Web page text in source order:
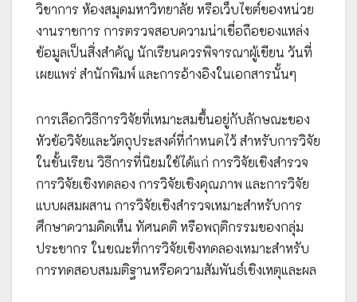
วิชาการ ห้องสมุดมหาวิทยาลัย หรือเว็บไซต์ของหน่วย
งานราชการ การตรวจสอบความน่าเชื่อถือของแหล่ง
ข้อมูลเป็นสิ่งสำคัญ นักเรียนควรพิจารณาผู้เขียน วันที่
เผยแพร่ สำนักพิมพ์ และการอ้างอิงในเอกสารนั้นๆ
การเลือกวิธีการวิจัยที่เหมาะสมขึ้นอยู่กับลักษณะของ
หัวข้อวิจัยและวัตถุประสงค์ที่กำหนดไว้ สำหรับการวิจัย
ในชั้นเรียน วิธีการที่นิยมใช้ได้แก่ การวิจัยเชิงสำรวจ
การวิจัยเชิงทดลอง การวิจัยเชิงคุณภาพ และการวิจัย
แบบผสมผสาน การวิจัยเชิงสำรวจเหมาะสำหรับการ
ศึกษาความคิดเห็น ทัศนคติ หรือพฤติกรรมของกลุ่ม
ประชากร ในขณะที่การวิจัยเชิงทดลองเหมาะสำหรับ
การทดสอบสมมติฐานหรือความสัมพันธ์เชิงเหตุและผล